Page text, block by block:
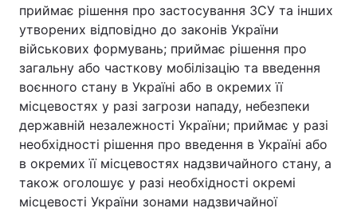
приймає рішення про застосування ЗСУ та інших
утворених відповідно до законів України
військових формувань; приймає рішення про
загальну або часткову мобілізацію та введення
воєнного стану в Україні або в окремих її
місцевостях у разі загрози нападу, небезпеки
державній незалежності України; приймає у разі
необхідності рішення про введення в Україні або
в окремих її місцевостях надзвичайного стану, а
також оголошує у разі необхідності окремі
місцевості України зонами надзвичайної